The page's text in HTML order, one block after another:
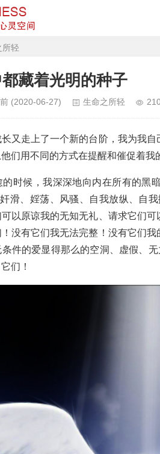
所轻
藏着光明的种子
(2020-06-27) 生命之所轻
又走上了一个新的台阶，我为我
们用不同的方式在提醒和催促着我
时候，我深深地向内在所有的黑
滑、婬荡、风骚、自我放纵、自
以原谅我的无知无礼、请求它们
没有它们我无法完整！没有它们
件的爱显得那么的空洞、虚假、
们！